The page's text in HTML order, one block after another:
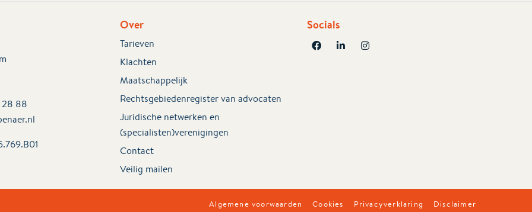
28 88
Over
Tarieven
Klachten
Maatschappelijk
Rechtsgebiedenregister van advocaten
Juridische netwerken en
(specialisten)verenigingen
Contact
Veilig mailen
Socials
Algemene voorwaarden Cookies Privacyverklaring Disclaimer